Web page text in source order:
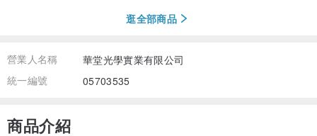
逛全部商品
營業人名稱
華堂光學實業有限公司
統一編號
05703535
商品介紹